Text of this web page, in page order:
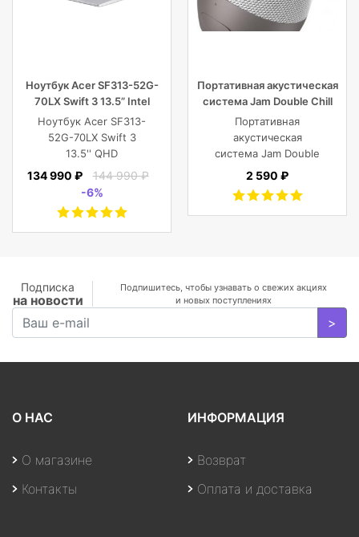
Ноутбук Acer SF313-52G-
70LX Swift 3 13.5” Intel
Core i7 16 GB 1TB SSD,
Silver
Ноутбук Acer SF313-
52G-70LX Swift 3
13.5'' QHD
(2256x1504) IPS/Intel
Core i7-1065G7
1.30GHz Quad/16
GB+1TB SSD/GF
MX350 2
кг/W10Pro/3Y/SILVER
134 990 ₽
144 990 ₽
-6%
Портативная акустическая
система Jam Double Chill
Grey
Портативная
акустическая
система Jam Double
Chill Grey (серый)
2 590 ₽
Подписка
на новости
Подпишитесь, чтобы узнавать о свежих акциях
и новых поступлениях
>
О НАС
О магазине
Контакты
ИНФОРМАЦИЯ
Возврат
Оплата и доставка